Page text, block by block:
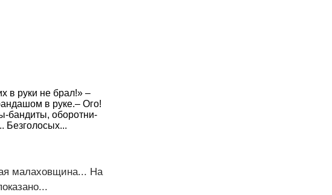
в руки не брал!» –
в руке.– Ого!
бандиты, оборотни-
Безголосых...
малаховщина... На